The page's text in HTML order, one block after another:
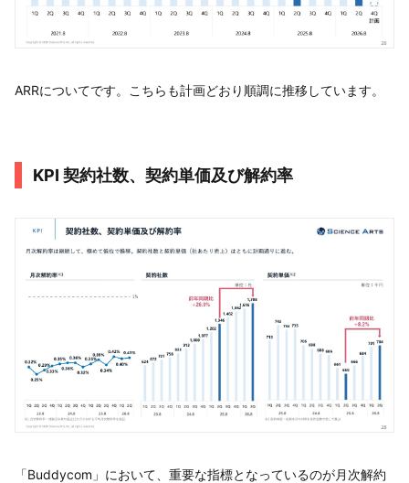
ARRについてです。こちらも計画どおり順調に推移しています。
KPI 契約社数、契約単価及び解約率
「Buddycom」において、重要な指標となっているのが月次解約